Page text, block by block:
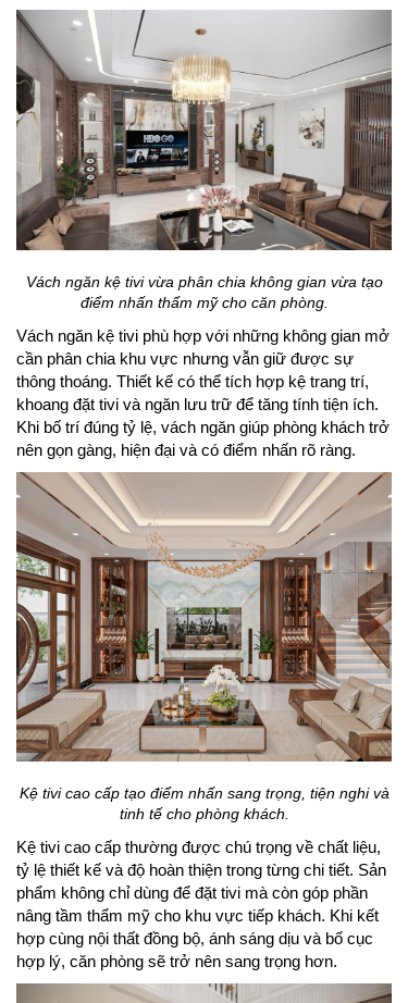
Vách ngăn kệ tivi vừa phân chia không gian vừa tạo
điểm nhấn thẩm mỹ cho căn phòng.
Vách ngăn kệ tivi phù hợp với những không gian mở
cần phân chia khu vực nhưng vẫn giữ được sự
thông thoáng. Thiết kế có thể tích hợp kệ trang trí,
khoang đặt tivi và ngăn lưu trữ để tăng tính tiện ích.
Khi bố trí đúng tỷ lệ, vách ngăn giúp phòng khách trở
nên gọn gàng, hiện đại và có điểm nhấn rõ ràng.
Kệ tivi cao cấp tạo điểm nhấn sang trọng, tiện nghi và
tinh tế cho phòng khách.
Kệ tivi cao cấp thường được chú trọng về chất liệu,
tỷ lệ thiết kế và độ hoàn thiện trong từng chi tiết. Sản
phẩm không chỉ dùng để đặt tivi mà còn góp phần
nâng tầm thẩm mỹ cho khu vực tiếp khách. Khi kết
hợp cùng nội thất đồng bộ, ánh sáng dịu và bố cục
hợp lý, căn phòng sẽ trở nên sang trọng hơn.